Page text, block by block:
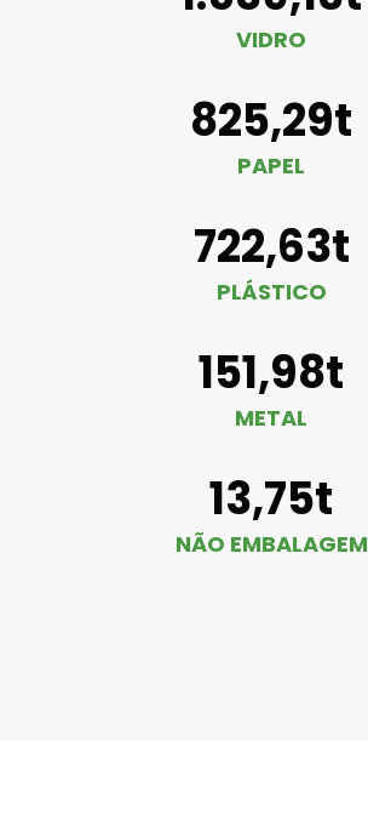
VIDRO
825,29t
PAPEL
722,63t
PLÁSTICO
151,98t
METAL
13,75t
NÃO EMBALAGEM